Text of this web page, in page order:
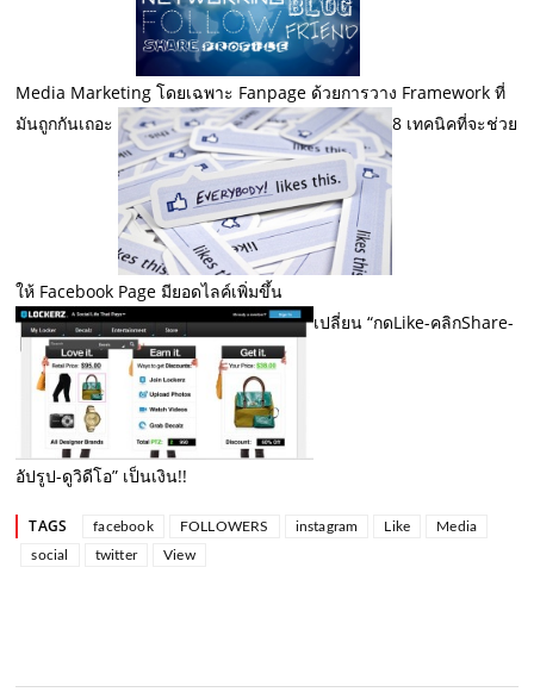
Media Marketing โดยเฉพาะ Fanpage ด้วยการวาง Framework ที่
มันถูกกันเถอะ
8 เทคนิคที่จะช่วย
ให้ Facebook Page มียอดไลค์เพิ่มขึ้น
เปลี่ยน “กดLike-คลิกShare-
อัปรูป-ดูวิดีโอ” เป็นเงิน!!
TAGS facebook FOLLOWERS instagram Like
Media
social
twitter View